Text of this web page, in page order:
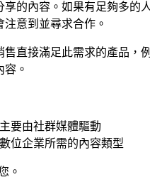
享的內容。如果有足夠多的
意到並尋求合作。
售直接滿足此需求的產品，
。
要由社群媒體驅動
位企業所需的內容類型
。